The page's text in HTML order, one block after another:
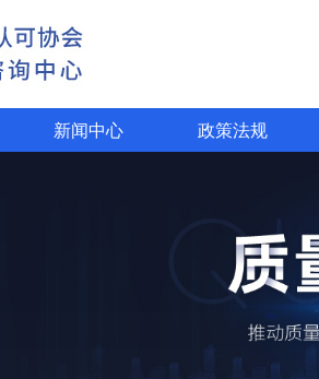
新闻中心 政策法规